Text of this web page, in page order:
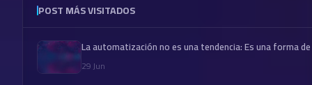
POST MÁS VISITADOS
La automatización no es una tendencia: Es una forma
29 Jun